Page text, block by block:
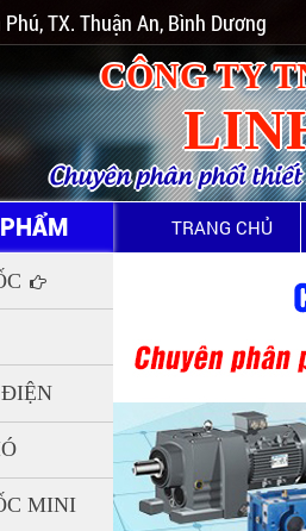
TX. Thuận An, Bình Dương
CÔNG TY
Chuyên phân phối
TRANG CHỦ
MINI